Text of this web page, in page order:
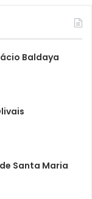
Baldaya
Santa Maria